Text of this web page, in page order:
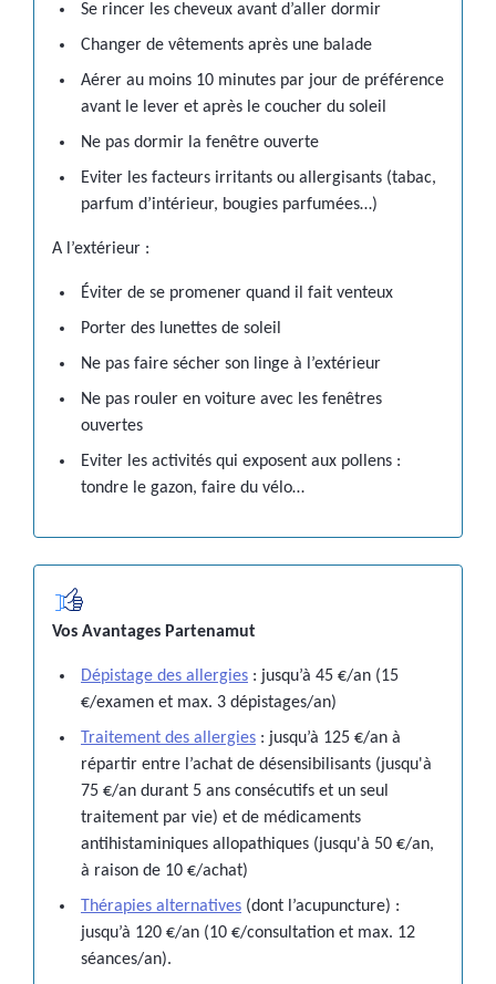
Se rincer les cheveux avant d’aller dormir
Changer de vêtements après une balade
Aérer au moins 10 minutes par jour de préférence
avant le lever et après le coucher du soleil
Ne pas dormir la fenêtre ouverte
Eviter les facteurs irritants ou allergisants (tabac,
parfum d’intérieur, bougies parfumées…)
A l’extérieur :
Éviter de se promener quand il fait venteux
Porter des lunettes de soleil
Ne pas faire sécher son linge à l’extérieur
Ne pas rouler en voiture avec les fenêtres
ouvertes
Eviter les activités qui exposent aux pollens :
tondre le gazon, faire du vélo…
Vos Avantages Partenamut
Dépistage des allergies : jusqu’à 45 €/an (15
€/examen et max. 3 dépistages/an)
Traitement des allergies : jusqu’à 125 €/an à
répartir entre l’achat de désensibilisants (jusqu'à
75 €/an durant 5 ans consécutifs et un seul
traitement par vie) et de médicaments
antihistaminiques allopathiques (jusqu'à 50 €/an,
à raison de 10 €/achat)
Thérapies alternatives (dont l’acupuncture) :
jusqu’à 120 €/an (10 €/consultation et max. 12
séances/an).